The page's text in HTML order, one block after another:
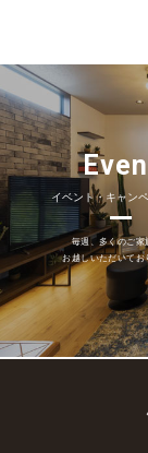
イベント・キャン
毎週、多くのご家
お越しいただいてお